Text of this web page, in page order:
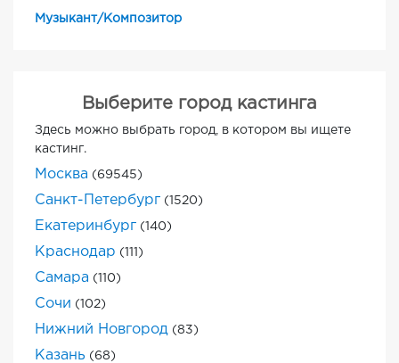
Музыкант/Композитор
Выберите город кастинга
Здесь можно выбрать город, в котором вы ищете
кастинг.
Москва (69545)
Санкт-Петербург (1520)
Екатеринбург (140)
Краснодар (111)
Самара (110)
Сочи (102)
Нижний Новгород (83)
Казань (68)